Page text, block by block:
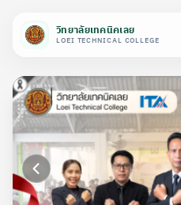
วิทยาลัยเทคนิคเลย
LOEI TECHNICAL COLLEGE